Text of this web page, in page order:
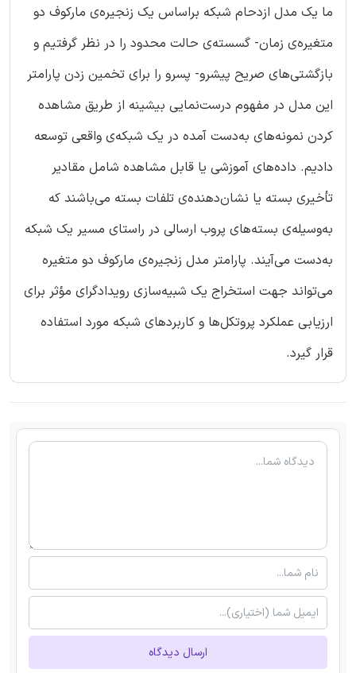
ما یک مدل ازدحام شبکه براساس یک زنجیره‌ی مارکوف دو
متغیره‌ی زمان- گسسته‌ی حالت محدود را در نظر گرفتیم و
بازگشتی‌های صریح پیشرو- پسرو را برای تخمین زدن پارامتر
این مدل در مفهوم درست‌نمایی بیشینه از طریق مشاهده
کردن نمونه‌های به‌دست آمده در یک شبکه‌ی واقعی توسعه
دادیم. داده‌های آموزشی یا قابل مشاهده شامل مقادیر
تأخیری بسته یا نشان‌دهنده‌ی تلفات بسته می‌باشند که
به‌وسیله‌ی بسته‌های پروب ارسالی در راستای مسیر یک شبکه
به‌دست می‌آیند. پارامتر مدل زنجیره‌ی مارکوف دو متغیره
می‌تواند جهت استخراج یک شبیه‌سازی رویدادگرای مؤثر برای
ارزیابی عملکرد پروتکل‌ها و کاربردهای شبکه مورد استفاده
قرار گیرد.
ارسال دیدگاه